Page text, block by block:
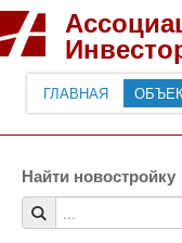
ГЛАВНАЯ
Найти новостройку